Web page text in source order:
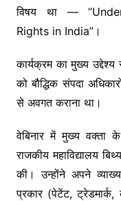
विषय था —
Rights in India”।
कार्यक्रम का मुख्य उद्देश्य
को बौद्धिक संपदा
से अवगत कराना था।
वेबिनार में मुख्य वक्ता के
राजकीय महाविद्यालय
की। उन्होंने अपने
प्रकार (पेटेंट,